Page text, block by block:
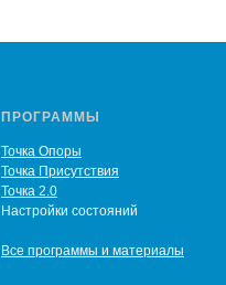
ПРОГРАММЫ
Точка Опоры
Точка Присутствия
Точка 2.0
Настройки состояний
Все программы и материалы